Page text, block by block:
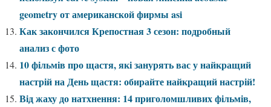
geometry от американской фирмы asi
Как закончился Крепостная 3 сезон: подробный
анализ с фото
10 фільмів про щастя, які занурять вас у найкращий
настрій на День щастя: обирайте найкращий настрій!
Від жаху до натхнення: 14 приголомшливих фільмів,